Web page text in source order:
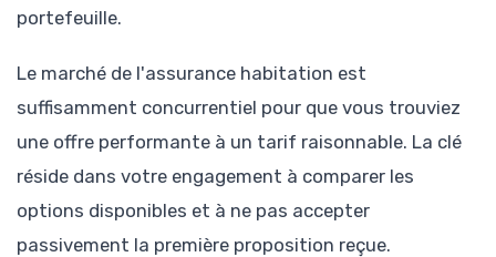
portefeuille.
Le marché de l'assurance habitation est
suffisamment concurrentiel pour que vous trouviez
une offre performante à un tarif raisonnable. La clé
réside dans votre engagement à comparer les
options disponibles et à ne pas accepter
passivement la première proposition reçue.